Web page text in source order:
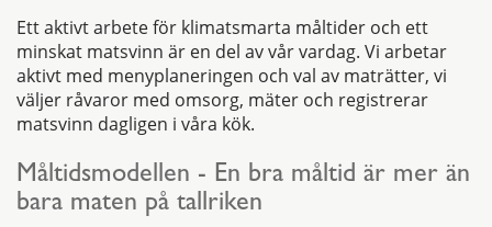
Ett aktivt arbete för klimatsmarta måltider och ett
minskat matsvinn är en del av vår vardag. Vi arbetar
aktivt med menyplaneringen och val av maträtter, vi
väljer råvaror med omsorg, mäter och registrerar
matsvinn dagligen i våra kök.
Måltidsmodellen - En bra måltid är mer än
bara maten på tallriken